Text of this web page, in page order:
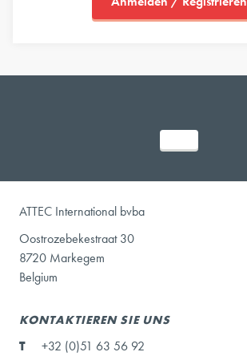
ATTEC International bvba
Oostrozebekestraat 30
8720 Markegem
Belgium
KONTAKTIEREN SIE UNS
T
+32 (0)51 63 56 92